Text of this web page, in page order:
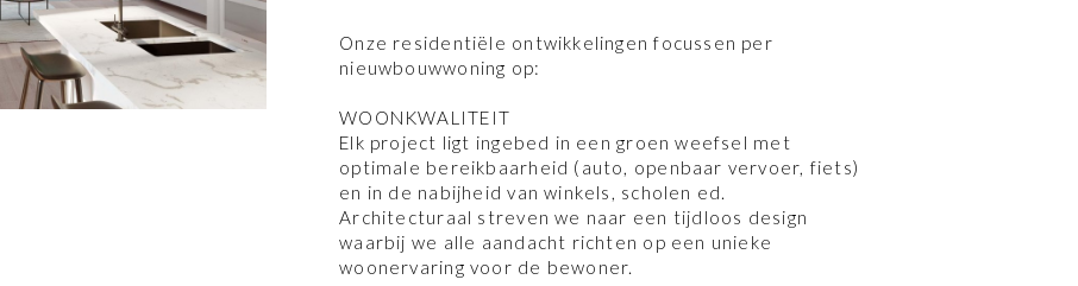
Onze residentiële ontwikkelingen focussen per
nieuwbouwwoning op:
WOONKWALITEIT
Elk project ligt ingebed in een groen weefsel met
optimale bereikbaarheid (auto, openbaar vervoer, fiets)
en in de nabijheid van winkels, scholen ed.
Architecturaal streven we naar een tijdloos design
waarbij we alle aandacht richten op een unieke
woonervaring voor de bewoner.